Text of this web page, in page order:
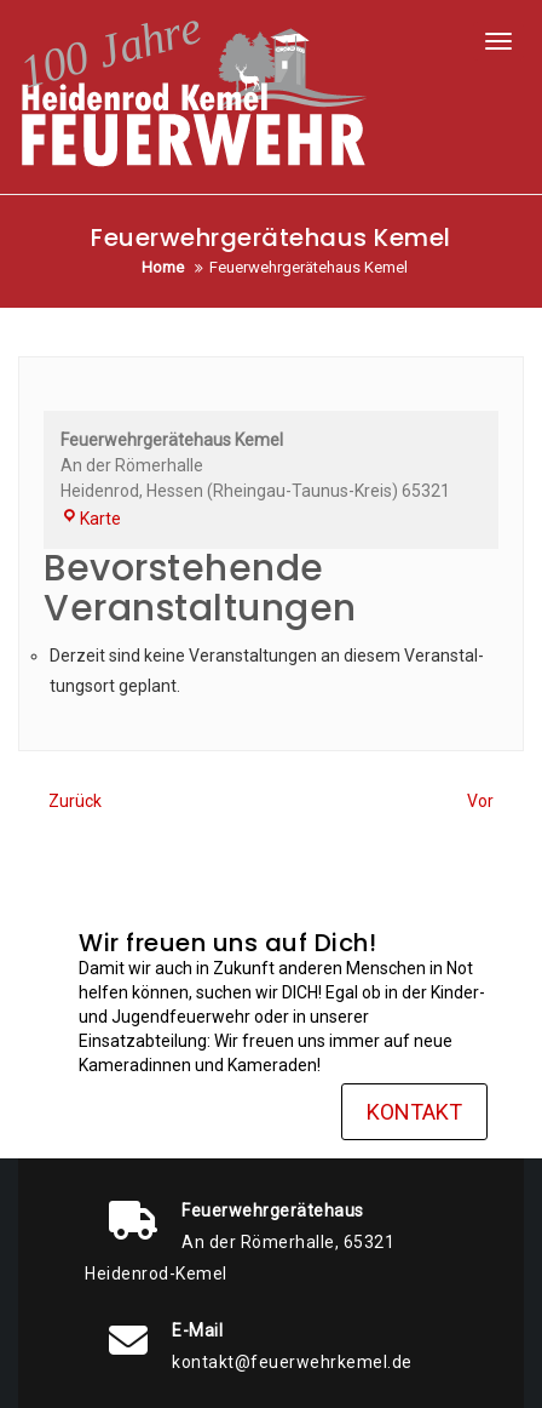
Feuerwehrgerätehaus Kemel
Home Feuerwehrgerätehaus Kemel
Feuerwehrgerätehaus Kemel
An der Römerhalle
Heidenrod, Hessen (Rheingau-Taunus-Kreis) 65321
Karte
Bevorstehende
Veranstaltungen
Der­zeit sind kei­ne Ver­an­stal­tun­gen an die­sem Ver­an­stal­
tungs­ort geplant.
Zurück Vor
Wir freuen uns auf Dich!
Damit wir auch in Zukunft anderen Menschen in Not
helfen können, suchen wir DICH! Egal ob in der Kinder-
und Jugendfeuerwehr oder in unserer
Einsatzabteilung: Wir freuen uns immer auf neue
Kameradinnen und Kameraden!
KONTAKT
Feuerwehrgerätehaus
An der Römerhalle, 65321
Heidenrod-Kemel
E-Mail
kontakt@feuerwehrkemel.de